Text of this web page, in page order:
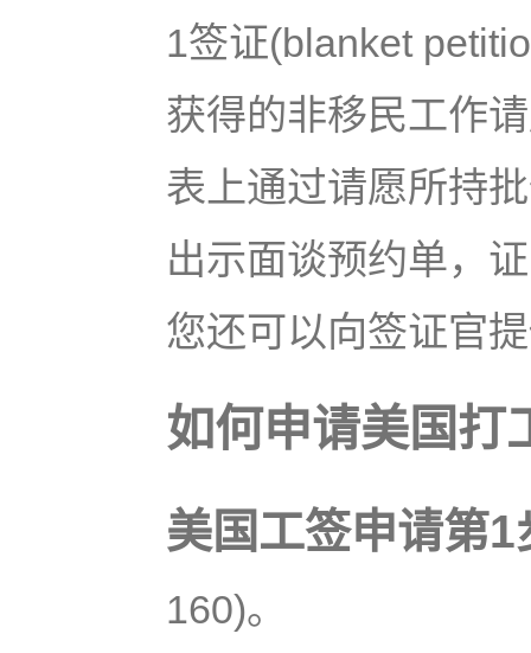
1签证(blanket
获得的非移民工作
表上通过请愿所持
出示面谈预约单，
您还可以向签证官
如何申请美国打
美国工签申请第1
160)。